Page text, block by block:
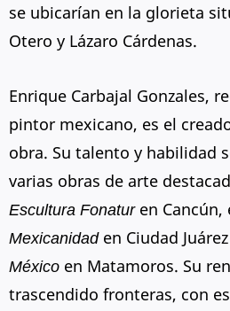
se ubicarían en la glorieta
Otero y Lázaro Cárdenas.
Enrique Carbajal Gonzales,
pintor mexicano, es el
obra. Su talento y habilidad
varias obras de arte
Escultura Fonaturen Cancún,
Mexicanidaden Ciudad
México en Matamoros. Su
trascendido fronteras, con